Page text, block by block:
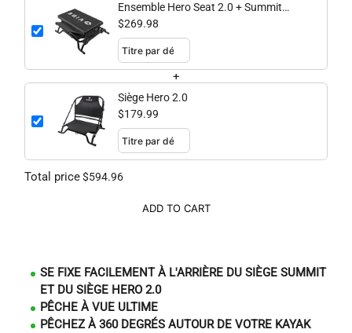
Ensemble Hero Seat 2.0 + Summit
Perch
$269.98
+
Siège Hero 2.0
$179.99
Total price$594.96
ADD TO CART
SE FIXE FACILEMENT À L'ARRIÈRE DU SIÈGE SUMMIT
ET DU SIÈGE HERO 2.0
PÊCHE À VUE ULTIME
PÊCHEZ À 360 DEGRÉS AUTOUR DE VOTRE KAYAK